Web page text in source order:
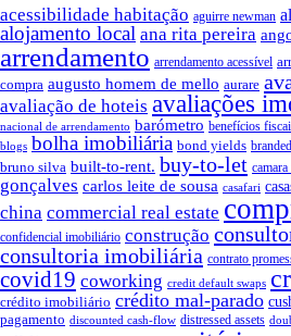
acessibilidade habitação aguirre newman
alojamento local ana rita pereira
arrendamento arrendamento acessível
compra augusto homem de mello aurare
avaliação de hoteis avaliações
nacional de arrendamento barómetro benefícios
blogs bolha imobiliária bond yields
bruno silva built-to-rent. buy-to-let
gonçalves carlos leite de sousa casafari
china commercial real estate
confidencial imobiliário construção
consultoria imobiliária contrato
covid19 coworking credit default swaps
crédito imobiliário crédito mal-parado
pagamento discounted cash-flow distressed assets